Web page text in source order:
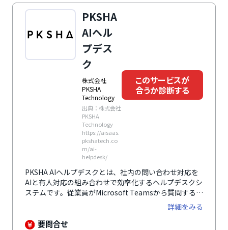
れたユーザーインターフェースとして機能し、利用者と
提供者双方に多大な利益をもたらします。単なる質問応
答ツールに留まらず、ユーザーを適切なシステムへ導く
ナビゲーターとして機能することが大きな特徴。専門知
識がないユーザーでも容易に各種システムを利用できる
ように、進化し続けています。
PKSHA
AIヘル
プデス
ク
株式会社
PKSHA
Technology
出典：株式会社
PKSHA
Technology
https://aisaas.
pkshatech.co
m/ai-
helpdesk/
このサービスが
合うか診断する
PKSHA AIヘルプデスクとは、社内の問い合わせ対応を
AIと有人対応の組み合わせで効率化するヘルプデスクシ
ステムです。従業員がMicrosoft Teamsから質問する
と、AIエージェントが登録済みのFAQや社内ドキュメン
トをもとに回答を生成し、必要な情報をスムーズに提示
します。AIによる回答だけで解決できない場合は、内容
詳細をみる
要問合せ